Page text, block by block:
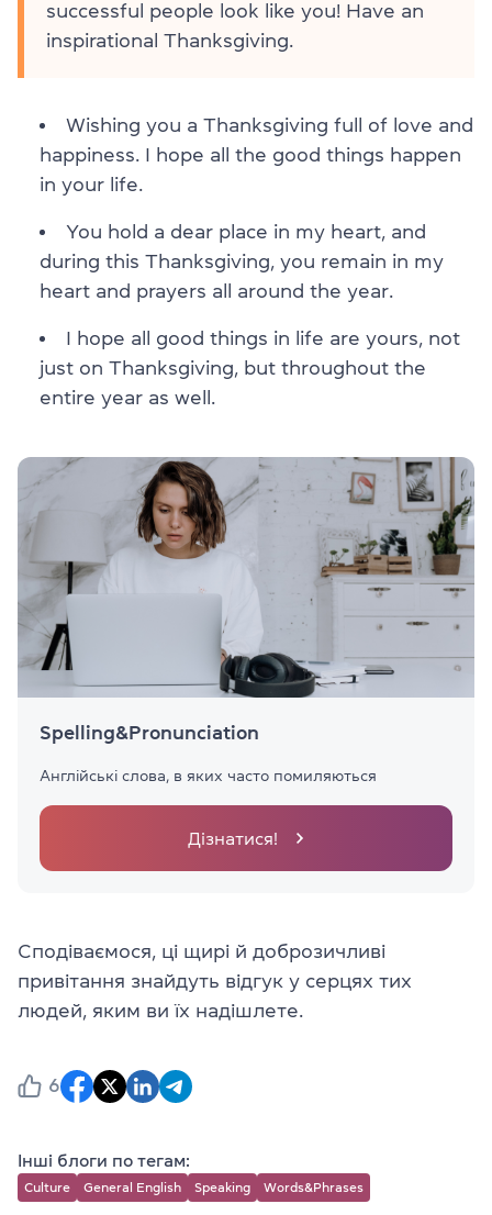
successful people look like you! Have an
inspirational Thanksgiving.
Wishing you a Thanksgiving full of love and
happiness. I hope all the good things happen
in your life.
You hold a dear place in my heart, and
during this Thanksgiving, you remain in my
heart and prayers all around the year.
I hope all good things in life are yours, not
just on Thanksgiving, but throughout the
entire year as well.
Spelling&Pronunciation
Англійські слова, в яких часто помиляються
Дізнатися!
Сподіваємося, ці щирі й доброзичливі
привітання знайдуть відгук у серцях тих
людей, яким ви їх надішлете.
6
Інші блоги по тегам:
Culture General English Speaking Words&Phrases